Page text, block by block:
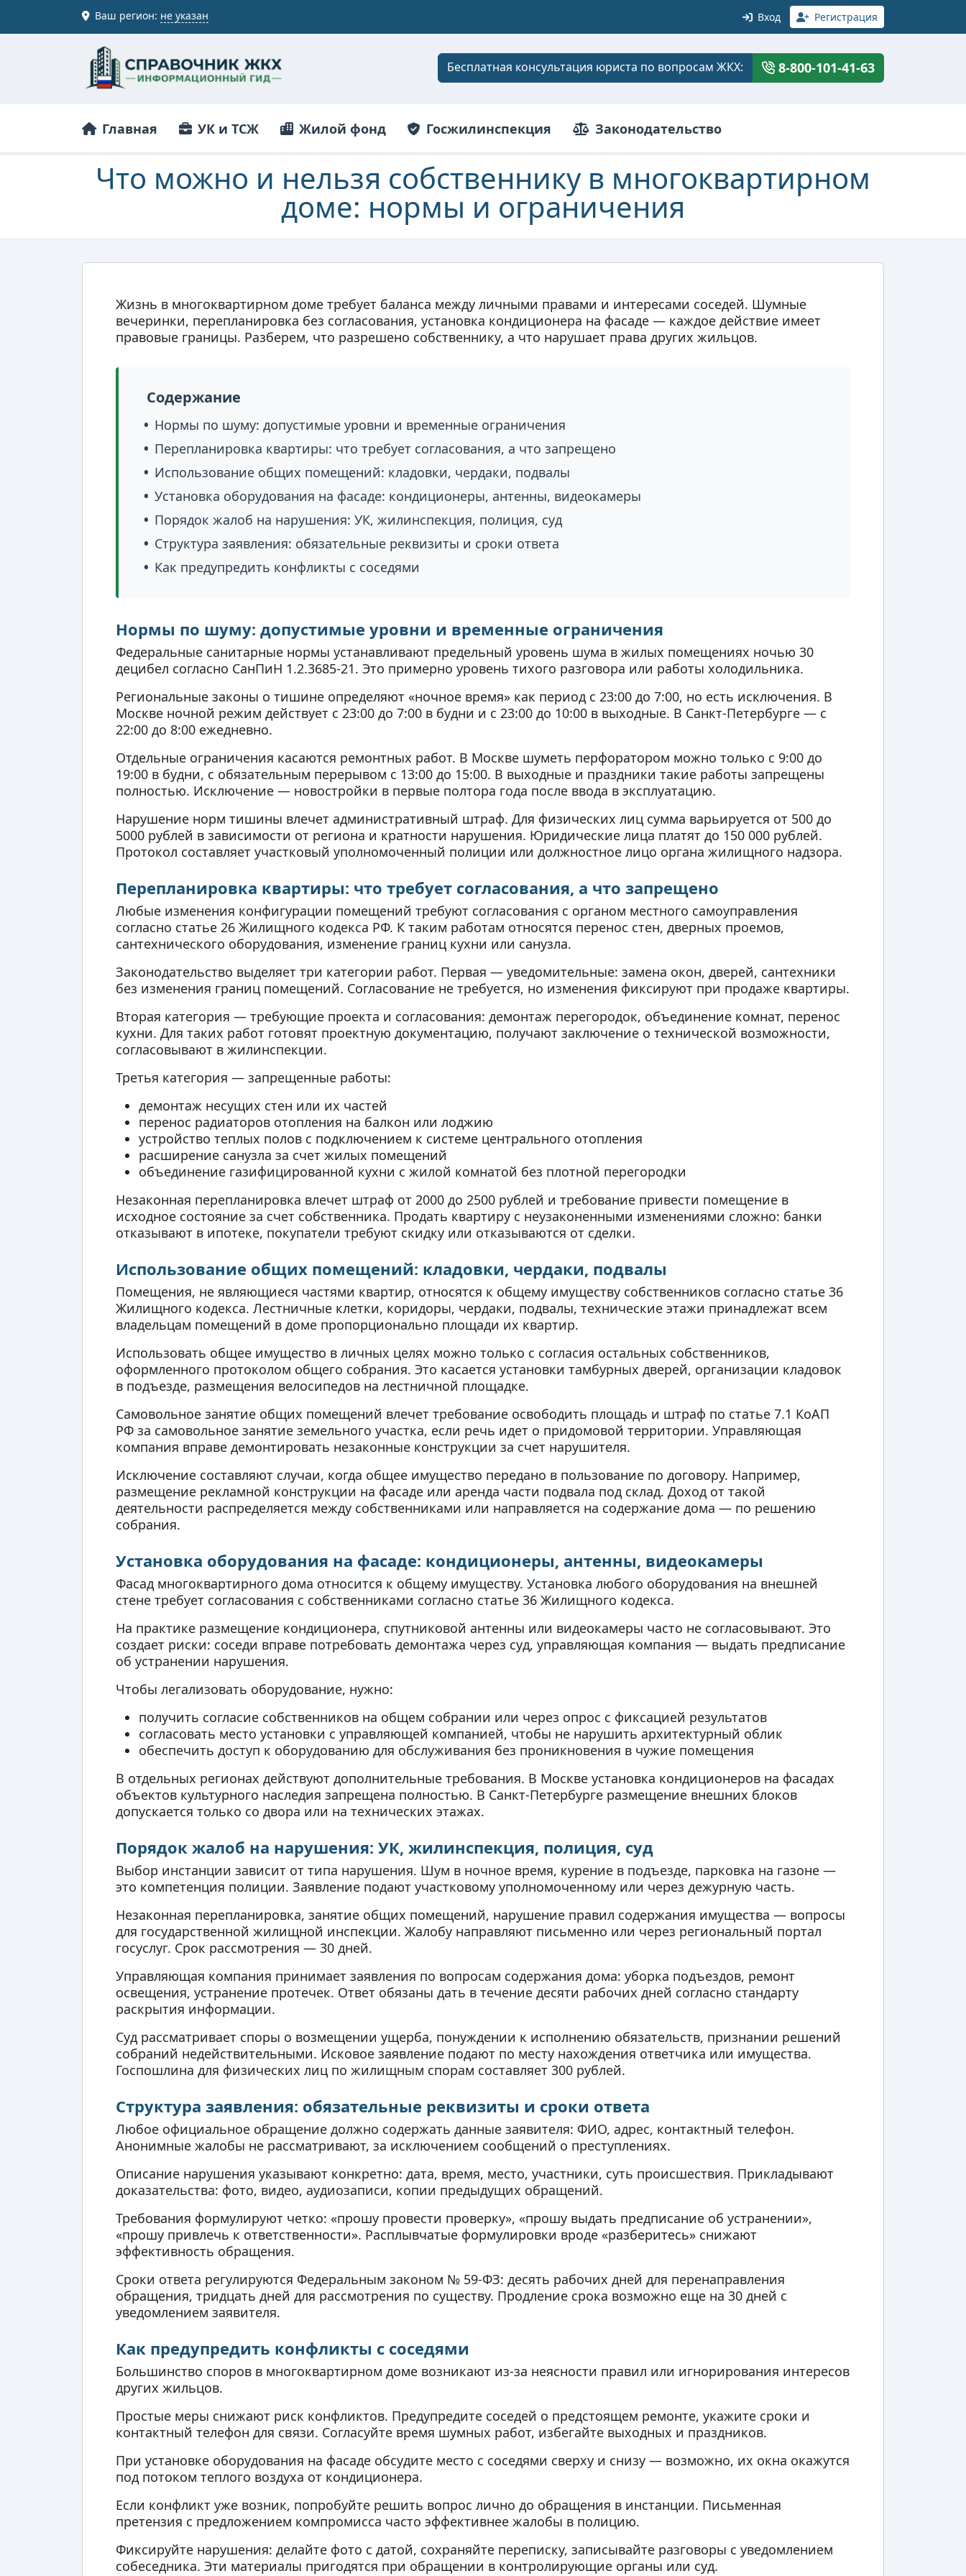
Ваш регион: не указан Вход Регистрация
Бесплатная консультация юриста по вопросам ЖКХ: 8-800-101-41-63
Главная УК и ТСЖ Жилой фонд Госжилинспекция Законодательство
Что можно и нельзя собственнику в многоквартирном
доме: нормы и ограничения
Жизнь в многоквартирном доме требует баланса между личными правами и интересами соседей. Шумные
вечеринки, перепланировка без согласования, установка кондиционера на фасаде — каждое действие имеет
правовые границы. Разберем, что разрешено собственнику, а что нарушает права других жильцов.
Содержание
Нормы по шуму: допустимые уровни и временные ограничения
Перепланировка квартиры: что требует согласования, а что запрещено
Использование общих помещений: кладовки, чердаки, подвалы
Установка оборудования на фасаде: кондиционеры, антенны, видеокамеры
Порядок жалоб на нарушения: УК, жилинспекция, полиция, суд
Структура заявления: обязательные реквизиты и сроки ответа
Как предупредить конфликты с соседями
Нормы по шуму: допустимые уровни и временные ограничения
Федеральные санитарные нормы устанавливают предельный уровень шума в жилых помещениях ночью 30
децибел согласно СанПиН 1.2.3685-21. Это примерно уровень тихого разговора или работы холодильника.
Региональные законы о тишине определяют «ночное время» как период с 23:00 до 7:00, но есть исключения. В
Москве ночной режим действует с 23:00 до 7:00 в будни и с 23:00 до 10:00 в выходные. В Санкт-Петербурге — с
22:00 до 8:00 ежедневно.
Отдельные ограничения касаются ремонтных работ. В Москве шуметь перфоратором можно только с 9:00 до
19:00 в будни, с обязательным перерывом с 13:00 до 15:00. В выходные и праздники такие работы запрещены
полностью. Исключение — новостройки в первые полтора года после ввода в эксплуатацию.
Нарушение норм тишины влечет административный штраф. Для физических лиц сумма варьируется от 500 до
5000 рублей в зависимости от региона и кратности нарушения. Юридические лица платят до 150 000 рублей.
Протокол составляет участковый уполномоченный полиции или должностное лицо органа жилищного надзора.
Перепланировка квартиры: что требует согласования, а что запрещено
Любые изменения конфигурации помещений требуют согласования с органом местного самоуправления
согласно статье 26 Жилищного кодекса РФ. К таким работам относятся перенос стен, дверных проемов,
сантехнического оборудования, изменение границ кухни или санузла.
Законодательство выделяет три категории работ. Первая — уведомительные: замена окон, дверей, сантехники
без изменения границ помещений. Согласование не требуется, но изменения фиксируют при продаже квартиры.
Вторая категория — требующие проекта и согласования: демонтаж перегородок, объединение комнат, перенос
кухни. Для таких работ готовят проектную документацию, получают заключение о технической возможности,
согласовывают в жилинспекции.
Третья категория — запрещенные работы:
демонтаж несущих стен или их частей
перенос радиаторов отопления на балкон или лоджию
устройство теплых полов с подключением к системе центрального отопления
расширение санузла за счет жилых помещений
объединение газифицированной кухни с жилой комнатой без плотной перегородки
Незаконная перепланировка влечет штраф от 2000 до 2500 рублей и требование привести помещение в
исходное состояние за счет собственника. Продать квартиру с неузаконенными изменениями сложно: банки
отказывают в ипотеке, покупатели требуют скидку или отказываются от сделки.
Использование общих помещений: кладовки, чердаки, подвалы
Помещения, не являющиеся частями квартир, относятся к общему имуществу собственников согласно статье 36
Жилищного кодекса. Лестничные клетки, коридоры, чердаки, подвалы, технические этажи принадлежат всем
владельцам помещений в доме пропорционально площади их квартир.
Использовать общее имущество в личных целях можно только с согласия остальных собственников,
оформленного протоколом общего собрания. Это касается установки тамбурных дверей, организации кладовок
в подъезде, размещения велосипедов на лестничной площадке.
Самовольное занятие общих помещений влечет требование освободить площадь и штраф по статье 7.1 КоАП
РФ за самовольное занятие земельного участка, если речь идет о придомовой территории. Управляющая
компания вправе демонтировать незаконные конструкции за счет нарушителя.
Исключение составляют случаи, когда общее имущество передано в пользование по договору. Например,
размещение рекламной конструкции на фасаде или аренда части подвала под склад. Доход от такой
деятельности распределяется между собственниками или направляется на содержание дома — по решению
собрания.
Установка оборудования на фасаде: кондиционеры, антенны, видеокамеры
Фасад многоквартирного дома относится к общему имуществу. Установка любого оборудования на внешней
стене требует согласования с собственниками согласно статье 36 Жилищного кодекса.
На практике размещение кондиционера, спутниковой антенны или видеокамеры часто не согласовывают. Это
создает риски: соседи вправе потребовать демонтажа через суд, управляющая компания — выдать предписание
об устранении нарушения.
Чтобы легализовать оборудование, нужно:
получить согласие собственников на общем собрании или через опрос с фиксацией результатов
согласовать место установки с управляющей компанией, чтобы не нарушить архитектурный облик
обеспечить доступ к оборудованию для обслуживания без проникновения в чужие помещения
В отдельных регионах действуют дополнительные требования. В Москве установка кондиционеров на фасадах
объектов культурного наследия запрещена полностью. В Санкт-Петербурге размещение внешних блоков
допускается только со двора или на технических этажах.
Порядок жалоб на нарушения: УК, жилинспекция, полиция, суд
Выбор инстанции зависит от типа нарушения. Шум в ночное время, курение в подъезде, парковка на газоне —
это компетенция полиции. Заявление подают участковому уполномоченному или через дежурную часть.
Незаконная перепланировка, занятие общих помещений, нарушение правил содержания имущества — вопросы
для государственной жилищной инспекции. Жалобу направляют письменно или через региональный портал
госуслуг. Срок рассмотрения — 30 дней.
Управляющая компания принимает заявления по вопросам содержания дома: уборка подъездов, ремонт
освещения, устранение протечек. Ответ обязаны дать в течение десяти рабочих дней согласно стандарту
раскрытия информации.
Суд рассматривает споры о возмещении ущерба, понуждении к исполнению обязательств, признании решений
собраний недействительными. Исковое заявление подают по месту нахождения ответчика или имущества.
Госпошлина для физических лиц по жилищным спорам составляет 300 рублей.
Структура заявления: обязательные реквизиты и сроки ответа
Любое официальное обращение должно содержать данные заявителя: ФИО, адрес, контактный телефон.
Анонимные жалобы не рассматривают, за исключением сообщений о преступлениях.
Описание нарушения указывают конкретно: дата, время, место, участники, суть происшествия. Прикладывают
доказательства: фото, видео, аудиозаписи, копии предыдущих обращений.
Требования формулируют четко: «прошу провести проверку», «прошу выдать предписание об устранении»,
«прошу привлечь к ответственности». Расплывчатые формулировки вроде «разберитесь» снижают
эффективность обращения.
Сроки ответа регулируются Федеральным законом № 59-ФЗ: десять рабочих дней для перенаправления
обращения, тридцать дней для рассмотрения по существу. Продление срока возможно еще на 30 дней с
уведомлением заявителя.
Как предупредить конфликты с соседями
Большинство споров в многоквартирном доме возникают из-за неясности правил или игнорирования интересов
других жильцов.
Простые меры снижают риск конфликтов. Предупредите соседей о предстоящем ремонте, укажите сроки и
контактный телефон для связи. Согласуйте время шумных работ, избегайте выходных и праздников.
При установке оборудования на фасаде обсудите место с соседями сверху и снизу — возможно, их окна окажутся
под потоком теплого воздуха от кондиционера.
Если конфликт уже возник, попробуйте решить вопрос лично до обращения в инстанции. Письменная
претензия с предложением компромисса часто эффективнее жалобы в полицию.
Фиксируйте нарушения: делайте фото с датой, сохраняйте переписку, записывайте разговоры с уведомлением
собеседника. Эти материалы пригодятся при обращении в контролирующие органы или суд.